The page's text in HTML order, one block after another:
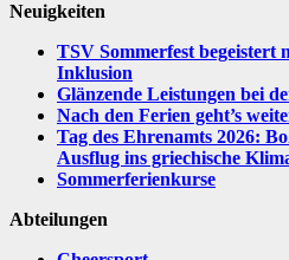
Neuigkeiten
TSV Sommerfest begeistert
Inklusion
Glänzende Leistungen bei
Nach den Ferien geht’s
Tag des Ehrenamts 2026:
Ausflug ins griechische
Sommerferienkurse
Abteilungen